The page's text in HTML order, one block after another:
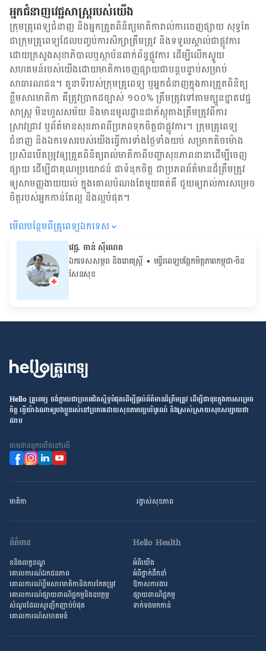
អ្នកជំនាញវេជ្ជសាស្ត្ររបស់យើង
ក្រុមគ្រូពេទ្យជំនាញ និង​អ្នក​ត្រួតពិនិត្យ​មាតិការាល់ការចេញផ្សាយ សុទ្ធតែ
ជា​ក្រុម​គ្រូពេទ្យ​ដែល​បញ្ចប់ការសិក្សាត្រឹមត្រូវ និង​ទទួល​ស្គាល់​ជាផ្លូវការ​
ដោយ​ក្រសួងសុខាភិបាលឬស្ថាប័ន​ពាក់ព័ន្ធ​ផ្លូវការ ដើម្បីលើកស្ទួយ​
សហគមន៍​របស់យើង​ដោយ​មាតិកា​ចេញផ្សាយជាបន្តបន្ទាប់សម្រាប់
សាធារណជន។ តួនាទីរបស់​ក្រុមគ្រូពេទ្យ ឬ​អ្នក​ជំនាញ​ក្នុងការ​ត្រួតពិនិត្យ​
ខ្លឹមសារ​មាតិកា គឺ​ត្រូវ​ប្រាកដ​ច្បាស់ ១០០% ត្រឹមត្រូវ​ទៅតាម​ក្បួនខ្នាតវេជ្ជ
សាស្ត្រ មិនហួសសម័យ និង​មានមូលដ្ឋាន​ជា​ភ័ស្តុតាង​ត្រឹមត្រូវ​ពី​ការ​
ស្រាវជ្រាវ ឬ​ព័ត៌មាន​សុខភាព​ពី​ប្រភព​ទុកចិត្ត​ជាផ្លូវការ។ ក្រុមគ្រូពេទ្យ
ជំនាញ និង​ឯកទេស​របស់យើង​ធ្វើការ​ទាំង​ថ្ងៃទាំងយប់ សម្រាក​តិចម៉ោង
ប្រសិន​បើ​តម្រូវ​ឲ្យ​ត្រួតពិនិត្យ​រាល់​មាតិកា​ពី​បញ្ហា​សុខភាព​នានា​ដើម្បី​ចេញ​
ផ្សាយ ដើម្បី​ជា​គុណប្រយោជន៍ ជា​ទំនុកចិត្ត ជា​ប្រភព​ព័ត៌មាន​ដ៏​ត្រឹមត្រូវ
ឲ្យសាមញ្ញ​ងាយយល់ ក្នុងគោលបំណង​តែមួយ​គត់​គឺ ជួយ​ឲ្យ​រាល់ការសម្រេច
ចិត្ត​របស់​អ្នក​កាន់តែ​ល្អ និង​ល្អ​បំផុត។
មើល​បន្ថែម​ពី​គ្រូពេទ្យ​ឯកទេស
វេជ្ជ. ចាន់ ស៊ីណេត
ឯកទេសសម្ភព និងរោគស្ត្រី • ម​ន្ទីរពេទ្យបង្អែកមិត្តភាពកម្ពុជា-ចិន
សែនសុខ
Hello គ្រូពេទ្យ ​ចង់​ក្លាយ​ជា​ប្រភព​ជិតស្និទ្ធបំផុតដើម្បី​ផ្ដល់​ព័ត៌មាន​ដ៏​ត្រឹមត្រូវ​ ដើម្បី​ជា​ទុន​ក្នុង​ការ​សម្រេច​
ចិត្ត ធ្វើ​យ៉ាង​ណា​ឲ្យ​បងប្អូន​រស់នៅ​ប្រកប​ដោយ​សុខភាព​ល្អ​បរិបូរណ៍ និង​ស្រស់ស្រាយ​សុខសប្បាយ​ជា​
ដរាប
តាម​ដាន​ពួក​យើង​នៅ​លើ
មាតិកា រង្វាស់​សុខភាព
ព័ត៌មាន
ខនិងលក្ខខណ្ឌ
គោលការណ៍ឯកជនភាព
គោលការណ៍​ខ្លឹម​សារ​មាតិកា​និង​ការ​កែតម្រូវ
គោលការណ៍ផ្សាយពាណិជ្ជកម្មនិងឧបត្ថម្ភ
សំណួរ​ដែល​សួរ​ញឹកញាប់​បំផុត
គោលការណ៍​សហគមន៍
Hello Health
អំពីយើង
អំពី​ថ្នាក់ដឹកនាំ
ឱកាស​ការងារ
ផ្សាយពាណិជ្ជកម្ម
ទាក់ទងមកកាន់